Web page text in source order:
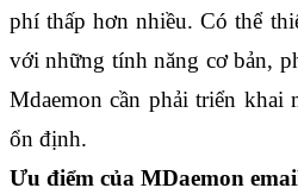
phí thấp hơn nhiều. Có thể
với những tính năng cơ bản,
Mdaemon cần phải triển khai
ổn định.
Ưu điểm của MDaemon